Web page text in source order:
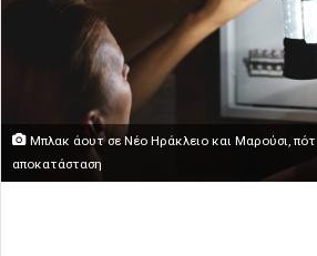
Μπλακ άουτ σε Νέο Ηράκλειο και Μαρούσι,
αποκατάσταση